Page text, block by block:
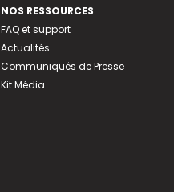
NOS RESSOURCES
FAQ et support
Actualités
Communiqués de Presse
Kit Média